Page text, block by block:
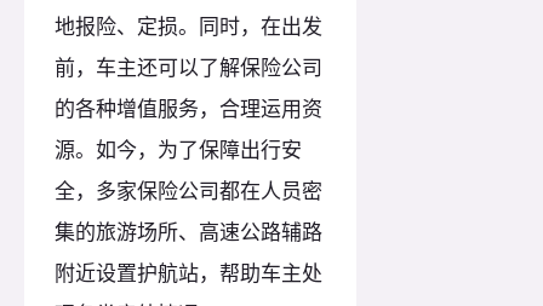
地报险、定损。同时，在出发
前，车主还可以了解保险公司
的各种增值服务，合理运用资
源。如今，为了保障出行安
全，多家保险公司都在人员密
集的旅游场所、高速公路辅路
附近设置护航站，帮助车主处